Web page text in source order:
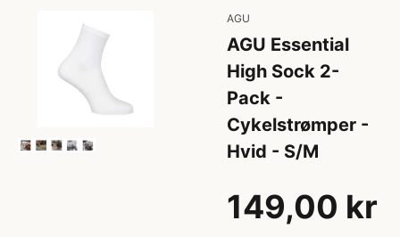
AGU
AGU Essential
High Sock 2-
Pack -
Cykelstrømper -
Hvid - S/M
149,00 kr